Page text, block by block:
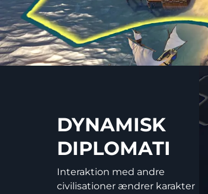
DYNAMISK
DIPLOMATI
Interaktion med andre
civilisationer ændrer karakter